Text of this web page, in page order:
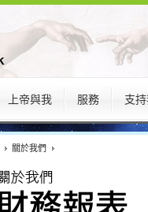
上帝與我 服務 支
關於我們